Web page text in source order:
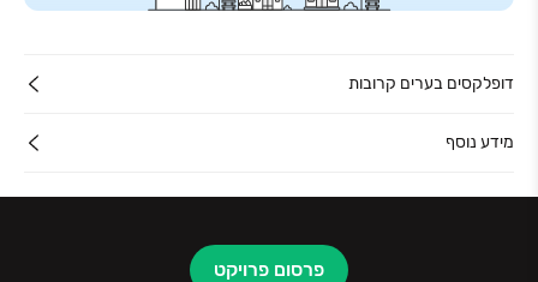
דופלקסים בערים קרובות
מידע נוסף
פרסום פרויקט